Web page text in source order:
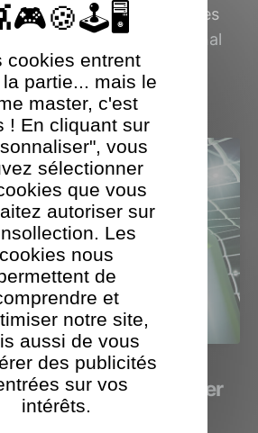
pour les téléphones
et la réalité virtuelle (
Final
Ivanovich Games testés
sur Final Soccer
cookies entrent
partie... mais le
master, c'est
! En cliquant sur
vous
sélectionner
que vous
autoriser sur
Les
cookies nous
de
et
notre site,
aussi de vous
des publicités
sur vos
intérêts.